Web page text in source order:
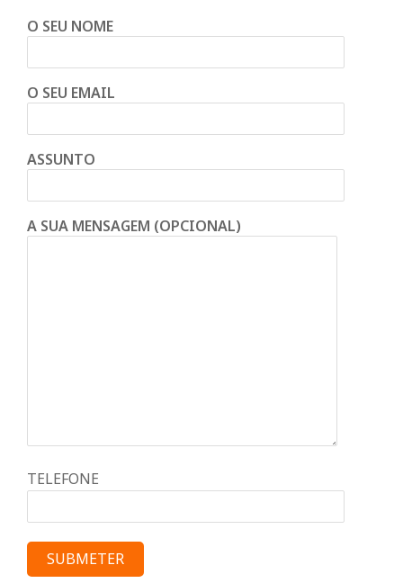
O SEU NOME
O SEU EMAIL
ASSUNTO
A SUA MENSAGEM (OPCIONAL)
TELEFONE